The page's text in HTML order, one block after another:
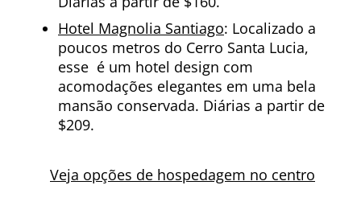
Hotel Magnolia Santiago: Localizado a
poucos metros do Cerro Santa Lucia,
esse é um hotel design com
acomodações elegantes em uma bela
mansão conservada. Diárias a partir de
$209.
Veja opções de hospedagem no centro